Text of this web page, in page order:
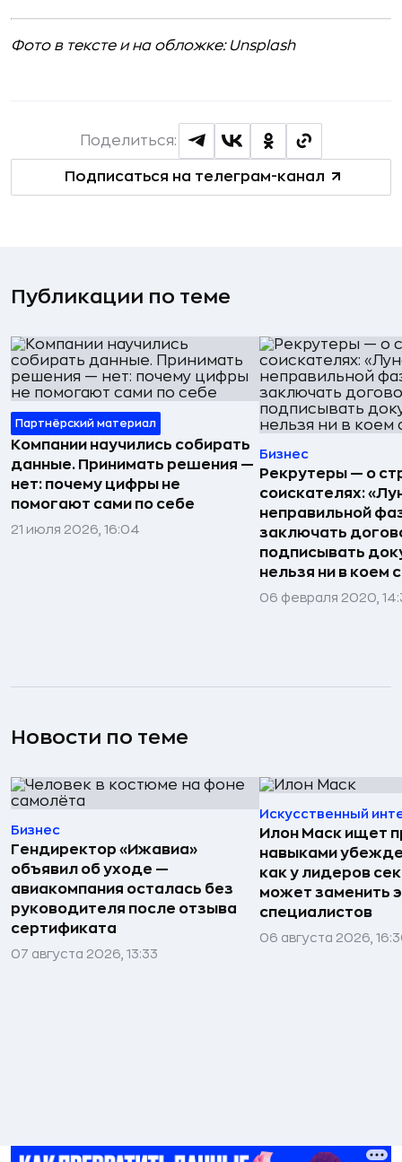
Фото в тексте и на обложке: Unsplash
Подписаться на телеграм-канал
Поделиться:
Публикации по теме
Партнёрский материал
Компании научились собирать
данные. Принимать решения —
нет: почему цифры не
помогают сами по себе
21 июля 2026, 16:04
Бизнес
Рекрутеры — о
соискателях:
неправильной
заключать
подписывать
нельзя ни в коем
06 февраля 2020,
Новости по теме
Бизнес
Гендиректор «Ижавиа»
объявил об уходе —
авиакомпания осталась без
руководителя после отзыва
сертификата
07 августа 2026, 13:33
Искусственный
Илон Маск ищет
навыками
как у лидеров
может заменить
специалистов
06 августа 2026,